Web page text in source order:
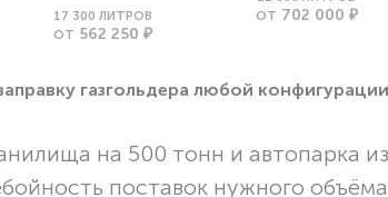
17 300 ЛИТРОВ
ОТ 562 250 ₽
ОТ 702 000 ₽
газгольдера любой
на 500 тонн и автопарка
поставок нужного